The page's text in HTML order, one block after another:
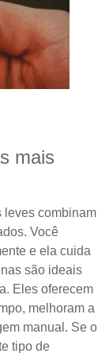
mais
combinam
Você
e ela cuida
são ideais
Eles oferecem
melhoram a
manual. Se o
tipo de